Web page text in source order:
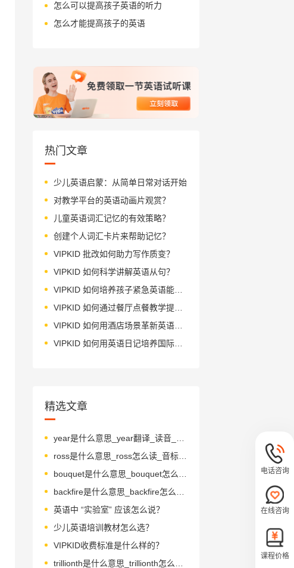
怎么可以提高孩子英语的听力
怎么才能提高孩子的英语
热门文章
少儿英语启蒙：从简单日常对话开始
对教学平台的英语动画片观赏？
儿童英语词汇记忆的有效策略？
创建个人词汇卡片来帮助记忆？
VIPKID 批改如何助力写作质变？
VIPKID 如何科学讲解英语从句？
VIPKID 如何培养孩子紧急英语能力？
VIPKID 如何通过餐厅点餐教学提升少儿英语应用能力？
VIPKID 如何用酒店场景革新英语教学？
VIPKID 如何用英语日记培养国际化人才？
精选文章
ross是什么意思_ross怎么读_音标rɒs
英语中 “实验室” 应该怎么说？
少儿英语培训教材怎么选？
VIPKID收费标准是什么样的？
电话咨询
在线咨询
课程价格